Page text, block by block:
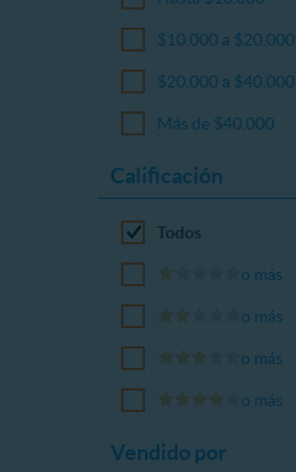
$10.000 a $20.000
$20.000 a $40.000
Más de $40.000
Calificación
Todos
o más
o más
o más
o más
Vendido por